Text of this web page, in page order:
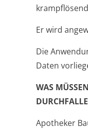
Er wird
Die
Daten
WAS
Apotheker